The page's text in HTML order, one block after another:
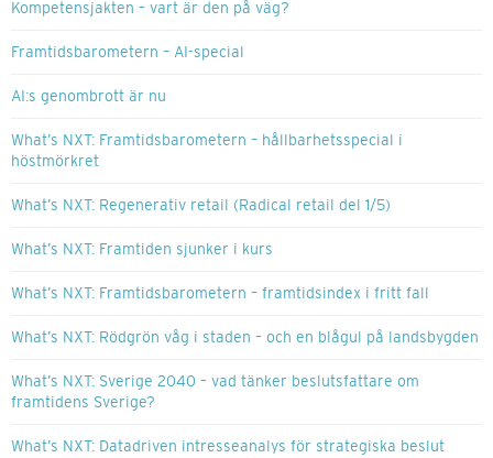
Kompetensjakten – vart är den på väg?
Framtidsbarometern – AI-special
AI:s genombrott är nu
What’s NXT: Framtidsbarometern – hållbarhetsspecial i
höstmörkret
What’s NXT: Regenerativ retail (Radical retail del 1/5)
What’s NXT: Framtiden sjunker i kurs
What’s NXT: Framtidsbarometern – framtidsindex i fritt fall
What’s NXT: Rödgrön våg i staden – och en blågul på landsbygden
What’s NXT: Sverige 2040 – vad tänker beslutsfattare om
framtidens Sverige?
What’s NXT: Datadriven intresseanalys för strategiska beslut